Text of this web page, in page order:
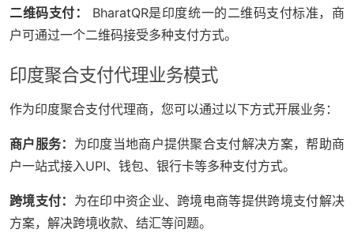
二维码支付：
BharatQR是印度统一的二维码支付标准，商
户可通过一个二维码接受多种支付方式。
印度聚合支付代理业务模式
作为印度聚合支付代理商，您可以通过以下方式开展业务：
商户服务： 为印度当地商户提供聚合支付解决方案，帮助商
户一站式接入UPI、钱包、银行卡等多种支付方式。
跨境支付： 为在印中资企业、跨境电商等提供跨境支付解决
方案，解决跨境收款、结汇等问题。